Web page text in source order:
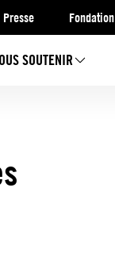
Presse Fondation
SOUTENIR